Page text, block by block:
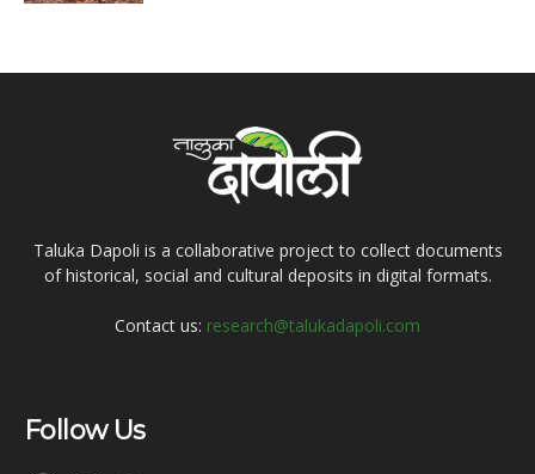
Taluka Dapoli is a collaborative project to collect documents
of historical, social and cultural deposits in digital formats.
Contact us: research@talukadapoli.com
Follow Us